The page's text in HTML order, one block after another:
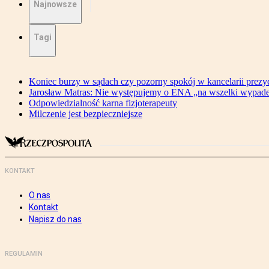
Najnowsze
Tagi
Koniec burzy w sądach czy pozorny spokój w kancelarii
Jarosław Matras: Nie występujemy o ENA „na wszelki
Odpowiedzialność karna fizjoterapeuty
Milczenie jest bezpieczniejsze
KONTAKT
O nas
Kontakt
Napisz do nas
REGULAMIN